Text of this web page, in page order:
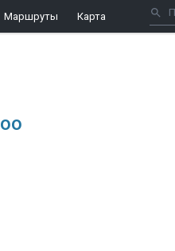
Маршруты Карта